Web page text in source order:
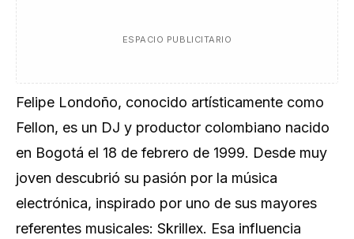
ESPACIO PUBLICITARIO
Felipe Londoño, conocido artísticamente como
Fellon, es un DJ y productor colombiano nacido
en Bogotá el 18 de febrero de 1999. Desde muy
joven descubrió su pasión por la música
electrónica, inspirado por uno de sus mayores
referentes musicales: Skrillex. Esa influencia